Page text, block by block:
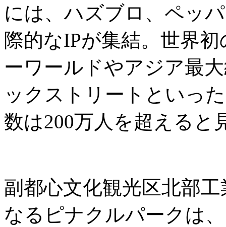
には、ハズブロ、ペッ
際的なIPが集結。世界
ーワールドやアジア最
ックストリートといっ
数は200万人を超えると
副都心文化観光区北部
なるピナクルパークは